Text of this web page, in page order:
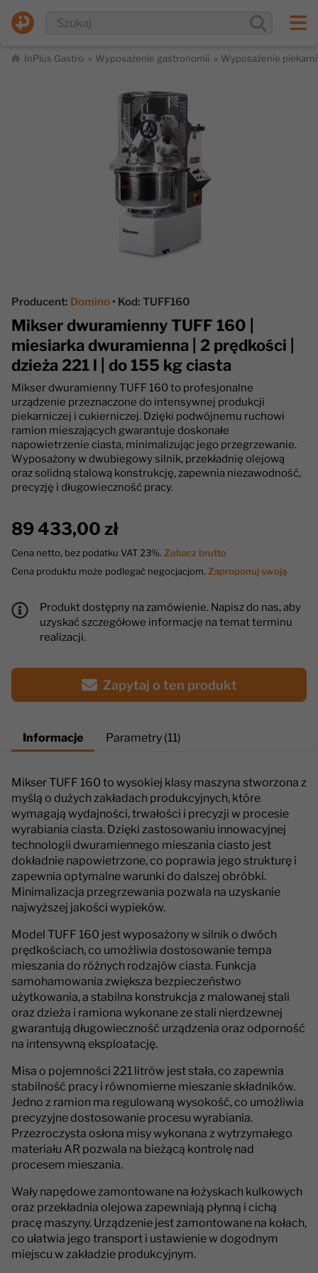
InPlus Gastro Wyposażenie gastronomii Wyposażenie piekarni
Producent: Domino • Kod: TUFF160
Mikser dwuramienny TUFF 160 |
miesiarka dwuramienna | 2 prędkości |
dzieża 221 l | do 155 kg ciasta
Mikser dwuramienny TUFF 160 to profesjonalne
urządzenie przeznaczone do intensywnej produkcji
piekarniczej i cukierniczej. Dzięki podwójnemu ruchowi
ramion mieszających gwarantuje doskonałe
napowietrzenie ciasta, minimalizując jego przegrzewanie.
Wyposażony w dwubiegowy silnik, przekładnię olejową
oraz solidną stalową konstrukcję, zapewnia niezawodność,
precyzję i długowieczność pracy.
89 433,00 zł
Cena netto, bez podatku VAT 23%. Zobacz brutto
Cena produktu może podlegać negocjacjom. Zaproponuj swoją
Produkt dostępny na zamówienie. Napisz do nas, aby
uzyskać szczegółowe informacje na temat terminu
realizacji.
Zapytaj o ten produkt
Informacje Parametry (11)
Mikser TUFF 160 to wysokiej klasy maszyna stworzona z
myślą o dużych zakładach produkcyjnych, które
wymagają wydajności, trwałości i precyzji w procesie
wyrabiania ciasta. Dzięki zastosowaniu innowacyjnej
technologii dwuramiennego mieszania ciasto jest
dokładnie napowietrzone, co poprawia jego strukturę i
zapewnia optymalne warunki do dalszej obróbki.
Minimalizacja przegrzewania pozwala na uzyskanie
najwyższej jakości wypieków.
Model TUFF 160 jest wyposażony w silnik o dwóch
prędkościach, co umożliwia dostosowanie tempa
mieszania do różnych rodzajów ciasta. Funkcja
samohamowania zwiększa bezpieczeństwo
użytkowania, a stabilna konstrukcja z malowanej stali
oraz dzieża i ramiona wykonane ze stali nierdzewnej
gwarantują długowieczność urządzenia oraz odporność
na intensywną eksploatację.
Misa o pojemności 221 litrów jest stała, co zapewnia
stabilność pracy i równomierne mieszanie składników.
Jedno z ramion ma regulowaną wysokość, co umożliwia
precyzyjne dostosowanie procesu wyrabiania.
Przezroczysta osłona misy wykonana z wytrzymałego
materiału AR pozwala na bieżącą kontrolę nad
procesem mieszania.
Wały napędowe zamontowane na łożyskach kulkowych
oraz przekładnia olejowa zapewniają płynną i cichą
pracę maszyny. Urządzenie jest zamontowane na kołach,
co ułatwia jego transport i ustawienie w dogodnym
miejscu w zakładzie produkcyjnym.